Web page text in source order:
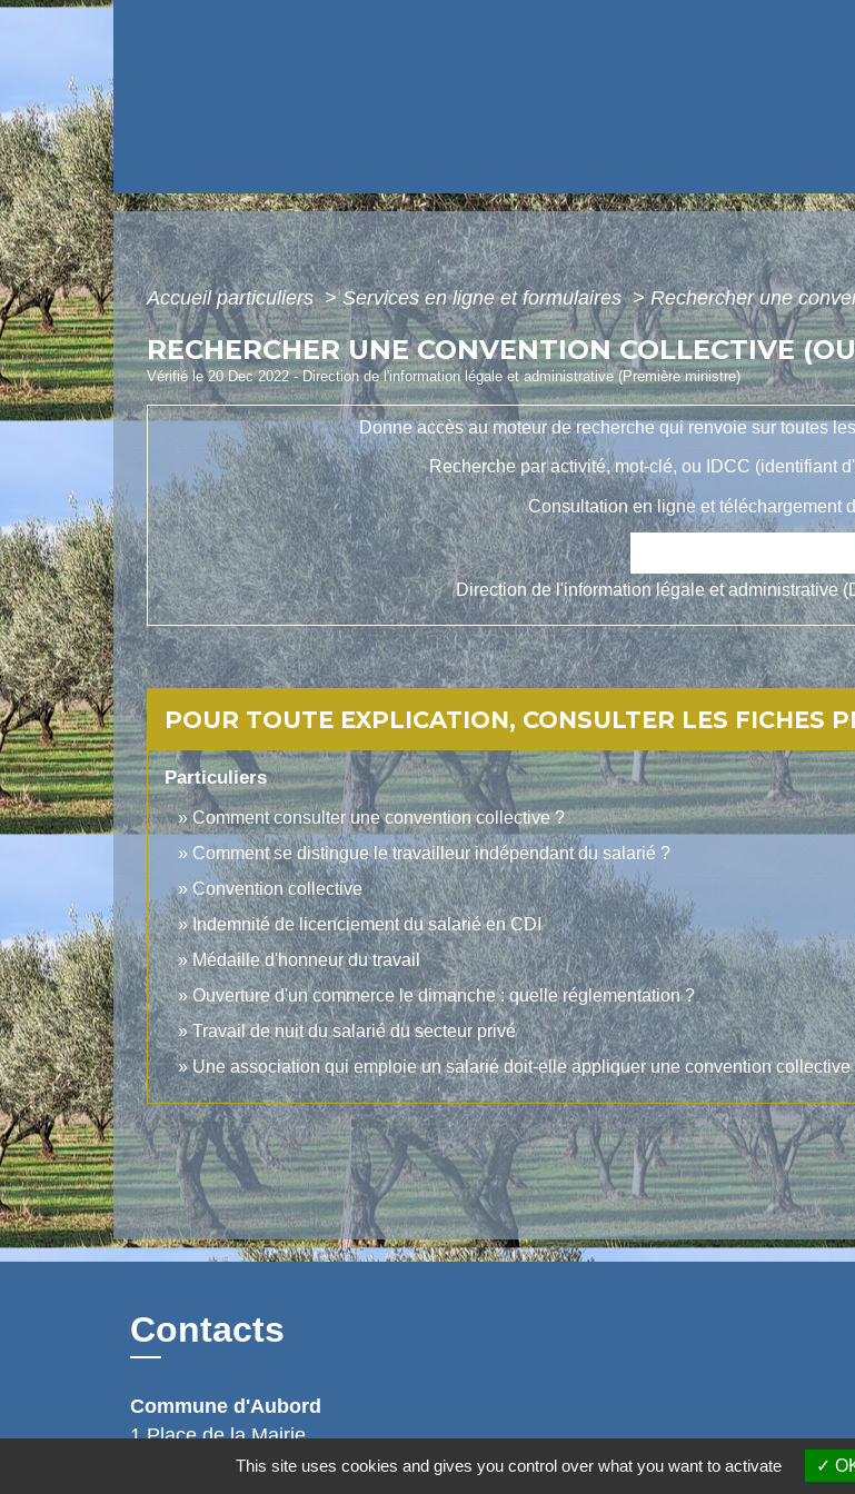
Accueil particuliers> Services en ligne et formulaires> Rechercher une
RECHERCHER UNE CONVENTION COLLECTIVE
Vérifié le 20 Dec 2022 - Direction de l'information légale et administrative (Première ministre)
Donne accès au moteur de recherche qui renvoie sur toutes
Recherche par activité, mot-clé, ou IDCC (identifiant
Consultation en ligne et téléchargement
Direction de l'information légale et administrative
POUR TOUTE EXPLICATION, CONSULTER LES FICHES
Particuliers
Comment consulter une convention collective ?
Comment se distingue le travailleur indépendant du salarié ?
Convention collective
Indemnité de licenciement du salarié en CDI
Médaille d'honneur du travail
Ouverture d'un commerce le dimanche : quelle réglementation ?
Travail de nuit du salarié du secteur privé
Une association qui emploie un salarié doit-elle appliquer une convention collective
Contacts
Commune d'Aubord
1 Place de la Mairie
30620 Aubord - FRANCE
This site uses cookies and gives you control over what you want to activate